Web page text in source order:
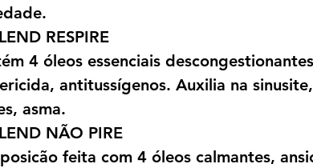
RESPIRE
4 óleos essenciais
antitussígenos. Auxilia na
asma.
NÃO PIRE
feita com 4 óleos calmantes,